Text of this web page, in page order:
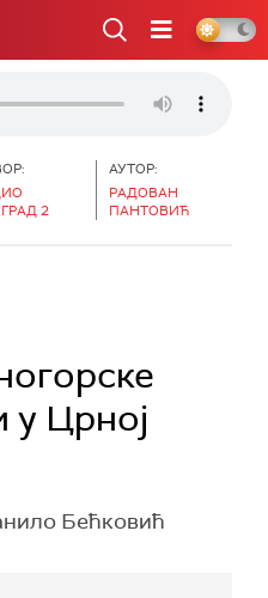
2
АУТОР:
РАДОВАН
ПАНТОВИЋ
у Црној
Бећковић